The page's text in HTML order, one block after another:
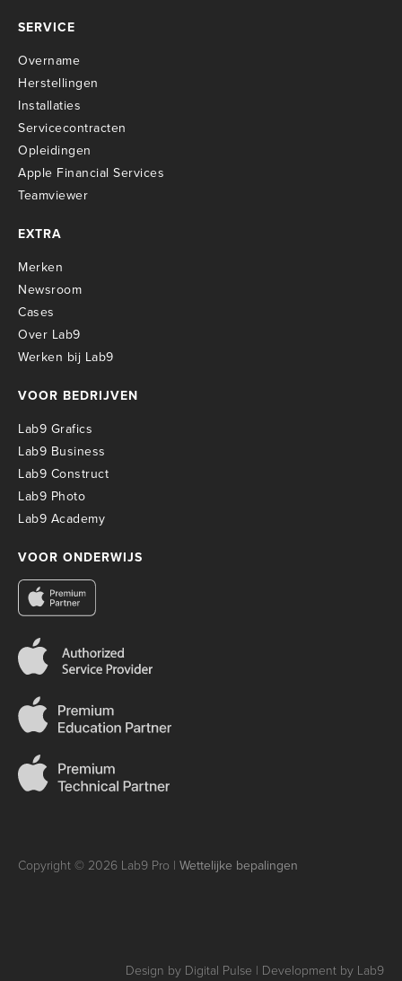
SERVICE
Overname
Herstellingen
Installaties
Servicecontracten
Opleidingen
Apple Financial Services
Teamviewer
EXTRA
Merken
Newsroom
Cases
Over Lab9
Werken bij Lab9
VOOR BEDRIJVEN
Lab9 Grafics
Lab9 Business
Lab9 Construct
Lab9 Photo
Lab9 Academy
VOOR ONDERWIJS
Copyright © 2026 Lab9 Pro | Wettelijke bepalingen
Design by Digital Pulse | Development by Lab9